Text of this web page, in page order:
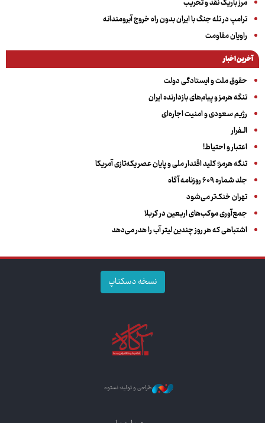
ترامپ در تله جنگ با ایران بدون راه خروج آبرومندانه
راویان مقاومت
آخرین اخبار
حقوق ملت و ایستادگی دولت
تنگه هرمز و پیام‌های بازدارنده ایران
رژیم سعودی و امنیت اجاره‌ای
الــفرار
اعتبار و احتیاط!
تنگه هرمز؛ کلید اقتدار ملی و پایان عصر یکه‌تازی آمریکا
جلد شماره ۶۰۹ روزنامه آگاه
تهران خنک‌تر می‌شود
جمع‌آوری موکب‌های اربعین در کربلا
اشتباهی که هر روز چندین لیتر آب را هدر می‌دهد
نسخه دسکتاپ
طراحی و تولید: نستوه